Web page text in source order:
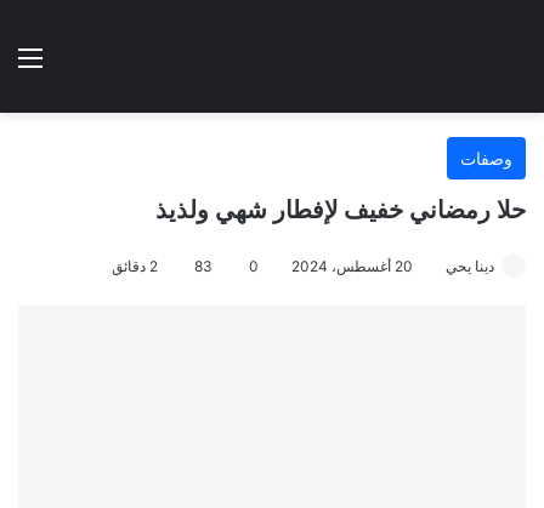
الوضع
وصفات
حلا رمضاني خفيف لإفطار شهي ولذيذ
دينا يحي 20 أغسطس، 2024 0
83